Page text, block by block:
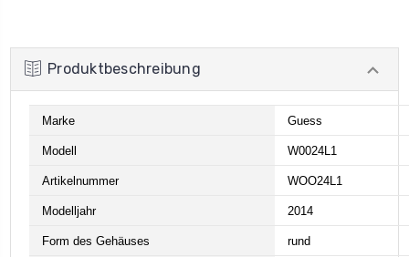
Produktbeschreibung
Marke Guess
Modell W0024L1
Artikelnummer WOO24L1
Modelljahr 2014
Form des Gehäuses rund